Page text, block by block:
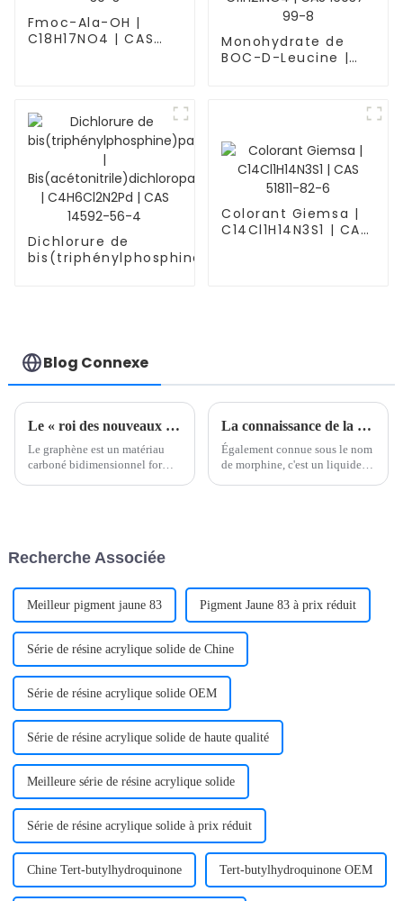
Fmoc-Ala-OH |
C18H17NO4 | CAS
Monohydrate de
BOC-D-Leucine |
Dichlorure de
bis(triphénylphosphine)palladium(II)
Colorant Giemsa |
C14Cl1H14N3S1 | CAS
Blog Connexe
Le « roi des nouveaux matériaux » : le graphène
Le graphène est un matériau
carboné bidimensionnel formé
une élasticité élevée...
La connaissance de la chimie de la morpholine est largement répandue
Également connue sous le nom
de morphine, c'est un liquide
ouverte).
Recherche Associée
Meilleur pigment jaune 83 Pigment Jaune 83 à prix réduit
Série de résine acrylique solide de Chine
Série de résine acrylique solide OEM
Série de résine acrylique solide de haute qualité
Meilleure série de résine acrylique solide
Série de résine acrylique solide à prix réduit
Chine Tert-butylhydroquinone Tert-butylhydroquinone OEM